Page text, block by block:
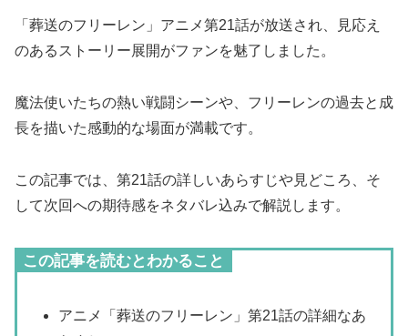
「葬送のフリーレン」アニメ第21話が放送され、見応え
のあるストーリー展開がファンを魅了しました。
魔法使いたちの熱い戦闘シーンや、フリーレンの過去と成
長を描いた感動的な場面が満載です。
この記事では、第21話の詳しいあらすじや見どころ、そ
して次回への期待感をネタバレ込みで解説します。
この記事を読むとわかること
アニメ「葬送のフリーレン」第21話の詳細なあ